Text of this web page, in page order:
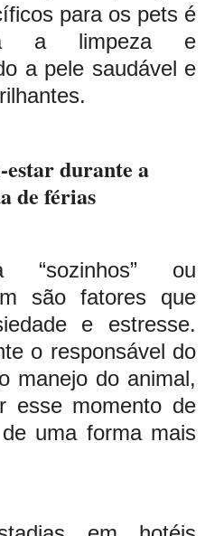
para os pets é
a limpeza e
a pele saudável e
durante a
de férias
ou
são fatores que
e estresse.
o responsável do
manejo do animal,
esse momento de
uma forma mais